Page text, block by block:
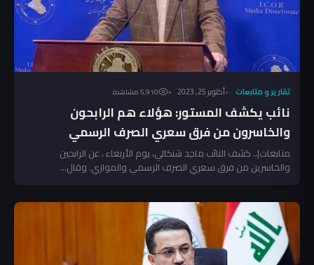
تقارير و متابعات أكتوبر 25, 2023 5٬910 مشاهدة
نائب يكشف المستور: هؤلاء هم الرابحون
والخاسرون من فرق سعري الصرف الرسمي
والموازي
متابعات|.. كشف النائب ماجد شنكالي، يوم الأربعاء ، عن الرابحين
والخاسرين من فرق سعري الصرف الرسمي والموازي. وقال...